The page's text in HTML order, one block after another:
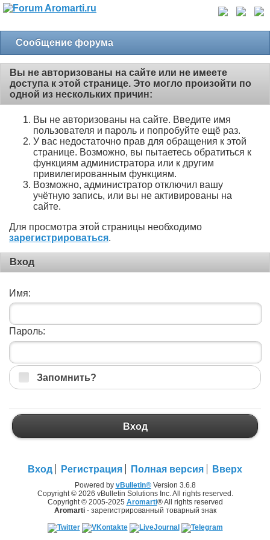
Сообщение форума
Вы не авторизованы на сайте или не имеете
доступа к этой странице. Это могло произойти по
одной из нескольких причин:
Вы не авторизованы на сайте. Введите имя
пользователя и пароль и попробуйте ещё раз.
У вас недостаточно прав для обращения к этой
странице. Возможно, вы пытаетесь обратиться к
функциям администратора или к другим
привилегированным функциям.
Возможно, администратор отключил вашу
учётную запись, или вы не активированы на
сайте.
Для просмотра этой страницы необходимо
зарегистрироваться.
Вход
Имя:
Пароль:
Запомнить?
Вход
Вход Регистрация Полная версия Вверх
Powered by vBulletin®Version 3.6.8
Copyright © 2026 vBulletin Solutions Inc. All rights reserved.
Copyright © 2005-2025 Aromarti® All rights reserved
Aromarti- зарегистрированный товарный знак